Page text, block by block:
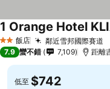
2 星級飯店 鄰近雪邦國際賽道
1 Orange Hotel
7.9 蠻不錯 7,109 距離
低至 $742